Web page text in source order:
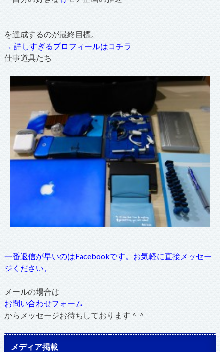
を達成するのが最終目標。
→ 詳しすぎるプロフィールはコチラ
仕事道具たち
一番返信が早いのはFacebookです。お気軽に直接メッセー
ジください。
メールの場合は
お問い合わせフォーム
からメッセージお待ちしております＾＾
メディア掲載